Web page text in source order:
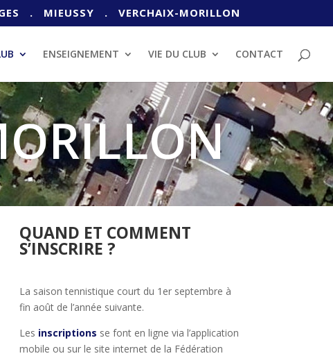
. MIEUSSY . VERCHAIX-MORILLON
ENSEIGNEMENT VIE DU CLUB CONTACT
QUAND ET COMMENT
S’INSCRIRE ?
La saison tennistique court du 1er septembre à
fin août de l’année suivante.
Les inscriptions se font en ligne via l’application
mobile ou sur le site internet de la Fédération